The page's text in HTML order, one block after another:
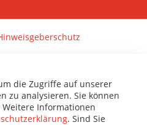
die Zugriffe auf unserer
zu analysieren. Sie können
Informationen
. Sind Sie